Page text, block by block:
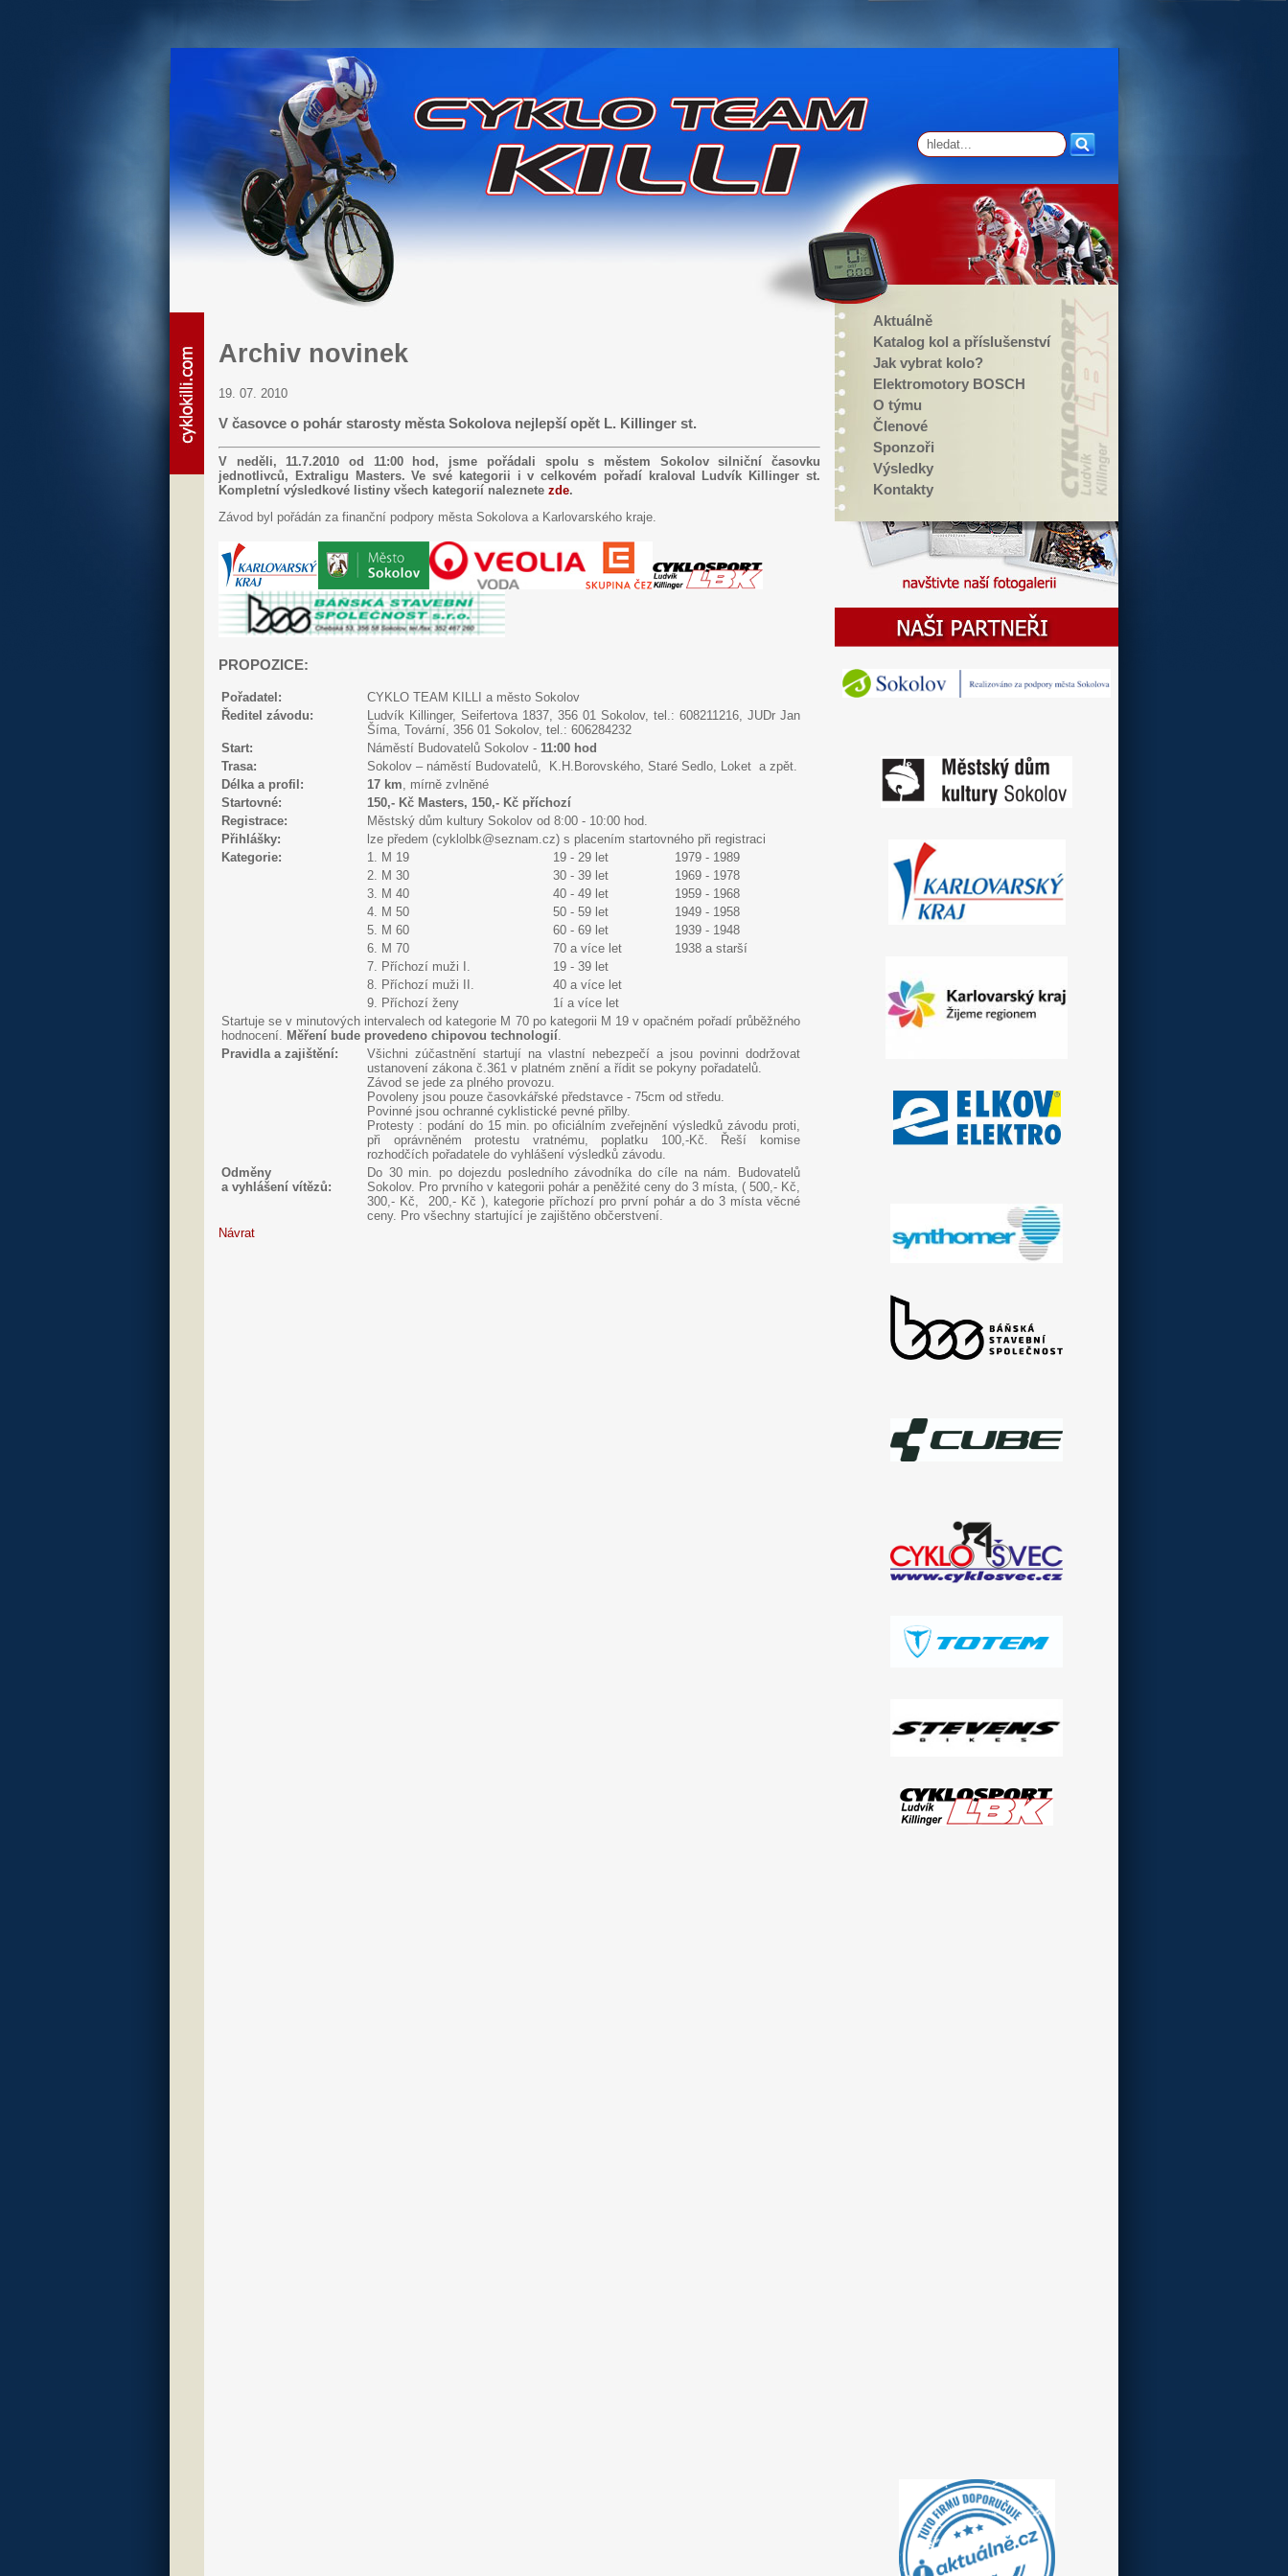
Archiv novinek
19. 07. 2010
V časovce o pohár starosty města Sokolova nejlepší opět L. Killinger st.
V neděli, 11.7.2010 od 11:00 hod, jsme pořádali spolu s městem Sokolov silniční časovku
jednotlivců, Extraligu Masters. Ve své kategorii i v celkovém pořadí kraloval Ludvík Killinger st.
Kompletní výsledkové listiny všech kategorií naleznete zde.
Závod byl pořádán za finanční podpory města Sokolova a Karlovarského kraje.
PROPOZICE:
Pořadatel:
CYKLO TEAM KILLI a město Sokolov
Ředitel závodu:
Ludvík Killinger, Seifertova 1837, 356 01 Sokolov, tel.: 608211216, JUDr Jan
Šíma, Tovární, 356 01 Sokolov, tel.: 606284232
Start:
Náměstí Budovatelů Sokolov - 11:00 hod
Trasa:
Sokolov – náměstí Budovatelů, K.H.Borovského, Staré Sedlo, Loket a zpět.
Délka a profil:
17 km, mírně zvlněné
Startovné:
150,- Kč Masters, 150,- Kč příchozí
Registrace:
Městský dům kultury Sokolov od 8:00 - 10:00 hod.
Přihlášky:
lze předem (cyklolbk@seznam.cz) s placením startovného při registraci
Kategorie:
1. M 19 19 - 29 let
1979 - 1989
2. M 30
30 - 39 let
1969 - 1978
3. M 40
40 - 49 let
1959 - 1968
4. M 50
50 - 59 let
1949 - 1958
5. M 60
60 - 69 let
1939 - 1948
6. M 70
70 a více let
1938 a starší
7. Příchozí muži I.
19 - 39 let
8. Příchozí muži II.
40 a více let
9. Příchozí ženy
1í a více let
Startuje se v minutových intervalech od kategorie M 70 po kategorii M 19 v opačném pořadí průběžného
hodnocení. Měření bude provedeno chipovou technologií.
Pravidla a zajištění:
Všichni zúčastnění startují na vlastní nebezpečí a jsou povinni dodržovat
ustanovení zákona č.361 v platném znění a řídit se pokyny pořadatelů.
Závod se jede za plného provozu.
Povoleny jsou pouze časovkářské představce - 75cm od středu.
Povinné jsou ochranné cyklistické pevné přilby.
Protesty : podání do 15 min. po oficiálním zveřejnění výsledků závodu proti,
při oprávněném protestu vratnému, poplatku 100,-Kč. Řeší komise
rozhodčích pořadatele do vyhlášení výsledků závodu.
Odměny
a vyhlášení vítězů:
Do 30 min. po dojezdu posledního závodníka do cíle na nám. Budovatelů
Sokolov. Pro prvního v kategorii pohár a peněžité ceny do 3 místa, ( 500,- Kč,
300,- Kč, 200,- Kč ), kategorie příchozí pro první pohár a do 3 místa věcné
ceny. Pro všechny startující je zajištěno občerstvení.
Návrat
Aktuálně
Katalog kol a příslušenství
Jak vybrat kolo?
Elektromotory BOSCH
O týmu
Členové
Sponzoři
Výsledky
Kontakty